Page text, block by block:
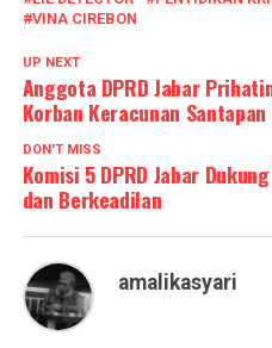
VINA CIREBON
UP NEXT
Anggota DPRD Jabar
Korban Keracunan
DON'T MISS
Komisi 5 DPRD Jabar
dan Berkeadilan
amalikasyari